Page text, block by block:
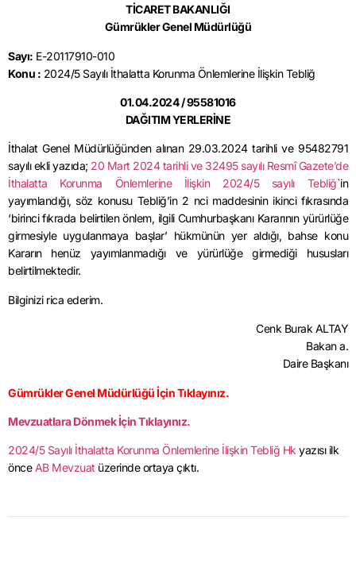
TİCARET BAKANLIĞI
Gümrükler Genel Müdürlüğü
Sayı: E-20117910-010
Konu : 2024/5 Sayılı İthalatta Korunma Önlemlerine İlişkin Tebliğ
01.04.2024 / 95581016
DAĞITIM YERLERİNE
İthalat Genel Müdürlüğünden alınan 29.03.2024 tarihli ve 95482791
sayılı ekli yazıda; 20 Mart 2024 tarihli ve 32495 sayılı Resmî Gazete’de
İthalatta Korunma Önlemlerine İlişkin 2024/5 sayılı Tebliğ`in
yayımlandığı, söz konusu Tebliğ’in 2 nci maddesinin ikinci fıkrasında
‘birinci fıkrada belirtilen önlem, ilgili Cumhurbaşkanı Kararının yürürlüğe
girmesiyle uygulanmaya başlar’ hükmünün yer aldığı, bahse konu
Kararın henüz yayımlanmadığı ve yürürlüğe girmediği hususları
belirtilmektedir.
Bilginizi rica ederim.
Cenk Burak ALTAY
Bakan a.
Daire Başkanı
Gümrükler Genel Müdürlüğü İçin Tıklayınız.
Mevzuatlara Dönmek İçin Tıklayınız.
2024/5 Sayılı İthalatta Korunma Önlemlerine İlişkin Tebliğ Hk yazısı ilk
önce AB Mevzuat üzerinde ortaya çıktı.